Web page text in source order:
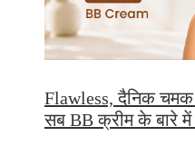
Flawless, दैनिक चमक
सब BB क्रीम के बारे में